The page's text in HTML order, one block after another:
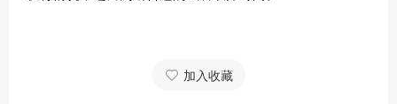
加入收藏